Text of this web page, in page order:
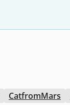
CatfromMars